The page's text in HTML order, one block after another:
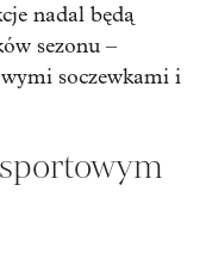
nadal będą
sezonu –
soczewkami i